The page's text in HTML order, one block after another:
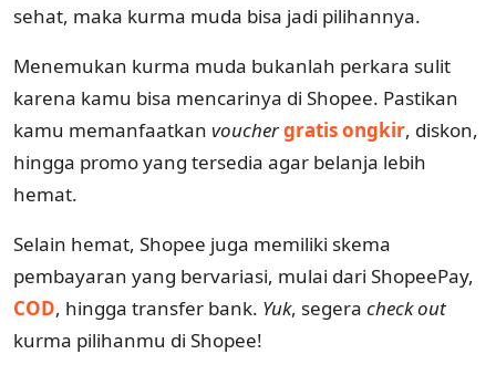
sehat, maka kurma muda bisa jadi pilihannya.
Menemukan kurma muda bukanlah perkara sulit
karena kamu bisa mencarinya di Shopee. Pastikan
kamu memanfaatkan vouchergratis ongkir, diskon,
hingga promo yang tersedia agar belanja lebih
hemat.
Selain hemat, Shopee juga memiliki skema
pembayaran yang bervariasi, mulai dari ShopeePay,
COD, hingga transfer bank. Yuk, segera check out
kurma pilihanmu di Shopee!